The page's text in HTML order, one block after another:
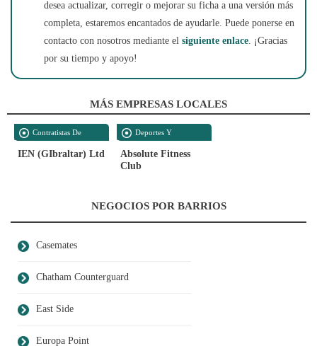
desea actualizar, corregir o mejorar su ficha a una versión más
completa, estaremos encantados de ayudarle. Puede ponerse en
contacto con nosotros mediante el siguiente enlace. ¡Gracias
por su tiempo y apoyo!
MÁS EMPRESAS LOCALES
Contratistas De
Construcción
IEN (GIbraltar) Ltd
Deportes Y
Recreación
Absolute Fitness
Club
NEGOCIOS POR BARRIOS
Casemates
Chatham Counterguard
East Side
Europa Point